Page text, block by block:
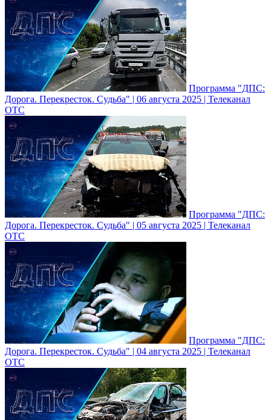
Программа "ДПС:
Дорога. Перекресток. Судьба" | 06 августа 2025 | Телеканал
ОТС
Программа "ДПС:
Дорога. Перекресток. Судьба" | 05 августа 2025 | Телеканал
ОТС
Программа "ДПС:
Дорога. Перекресток. Судьба" | 04 августа 2025 | Телеканал
ОТС